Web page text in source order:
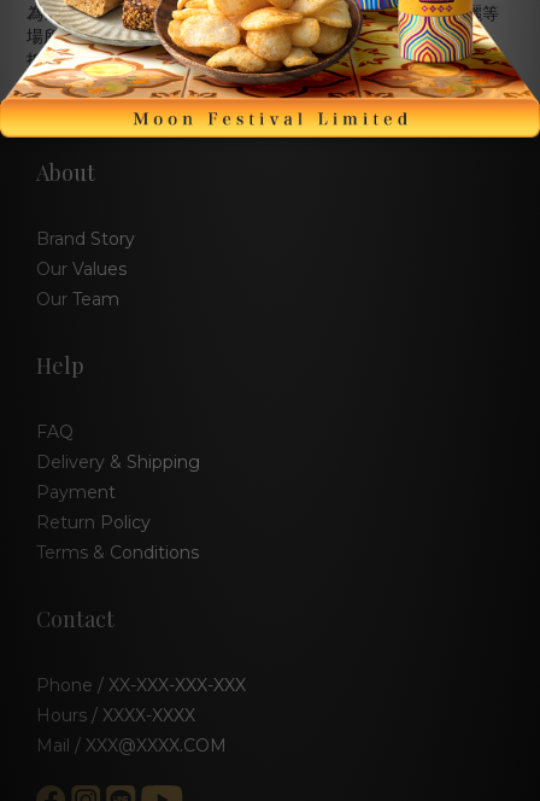
為確保產品新鮮原味，請避免將本產品置於潮濕、高溫或曝曬等
場所
拆封後請封口冷藏並盡快食用完畢
About
Brand Story
Our Values
Our Team
Help
FAQ
Delivery & Shipping
Payment
Return Policy
Terms & Conditions
Contact
Phone / XX-XXX-XXX-XXX
Hours / XXXX-XXXX
Mail / XXX@XXXX.COM